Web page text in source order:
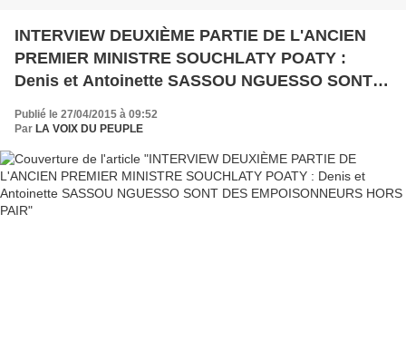
INTERVIEW DEUXIÈME PARTIE DE L'ANCIEN
PREMIER MINISTRE SOUCHLATY POATY :
Denis et Antoinette SASSOU NGUESSO SONT
Publié le 27/04/2015 à 09:52
Par LA VOIX DU PEUPLE